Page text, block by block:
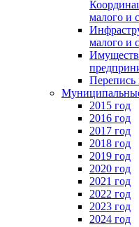
малого и
малого и
Перепись
2015 год
2016 год
2017 год
2018 год
2019 год
2020 год
2021 год
2022 год
2023 год
2024 год